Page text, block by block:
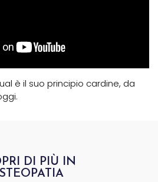
è il suo principio cardine, da
DI PIÙ IN